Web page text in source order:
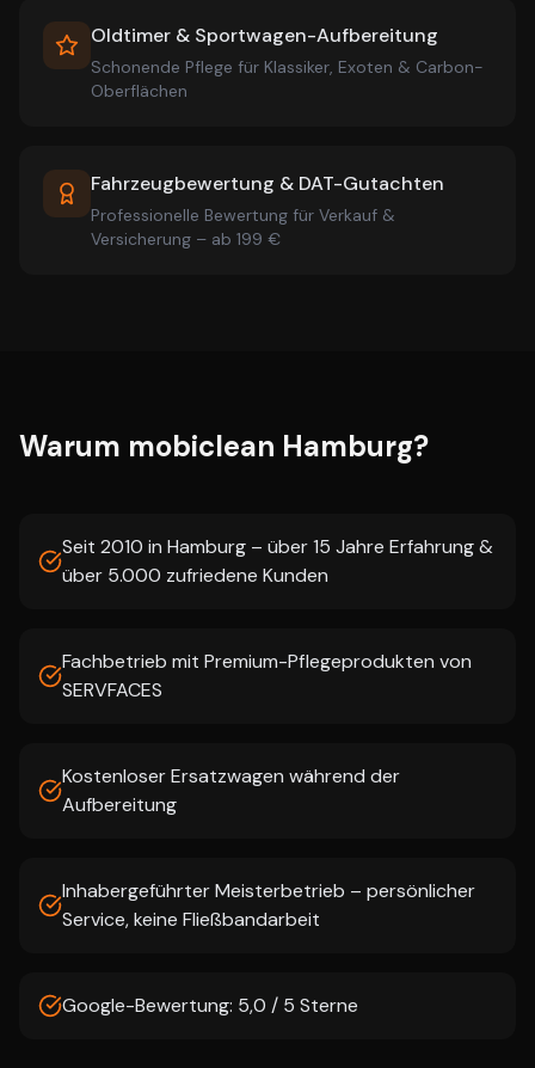
Oldtimer & Sportwagen-Aufbereitung
Schonende Pflege für Klassiker, Exoten & Carbon-
Oberflächen
Fahrzeugbewertung & DAT-Gutachten
Professionelle Bewertung für Verkauf &
Versicherung – ab 199 €
Warum mobiclean Hamburg?
Seit 2010 in Hamburg – über 15 Jahre Erfahrung &
über 5.000 zufriedene Kunden
Fachbetrieb mit Premium-Pflegeprodukten von
SERVFACES
Kostenloser Ersatzwagen während der
Aufbereitung
Inhabergeführter Meisterbetrieb – persönlicher
Service, keine Fließbandarbeit
Google-Bewertung: 5,0 / 5 Sterne